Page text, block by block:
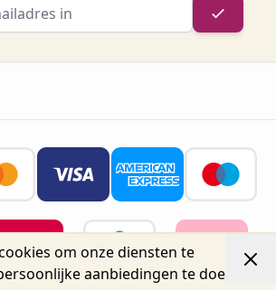
om onze diensten te
aanbiedingen te doen